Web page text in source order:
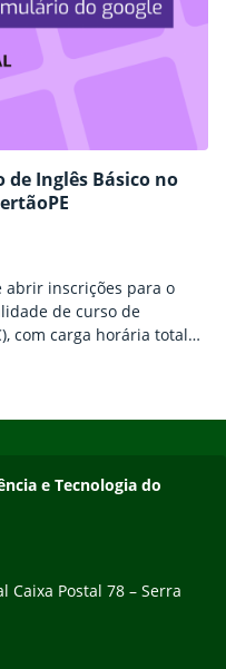
Inglês Básico no
abrir inscrições para o
de curso de
com carga horária total
e Tecnologia do
Caixa Postal 78 – Serra